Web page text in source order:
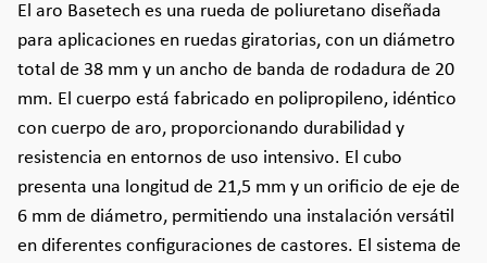
El aro Basetech es una rueda de poliuretano diseñada
para aplicaciones en ruedas giratorias, con un diámetro
total de 38 mm y un ancho de banda de rodadura de 20
mm. El cuerpo está fabricado en polipropileno, idéntico
con cuerpo de aro, proporcionando durabilidad y
resistencia en entornos de uso intensivo. El cubo
presenta una longitud de 21,5 mm y un orificio de eje de
6 mm de diámetro, permitiendo una instalación versátil
en diferentes configuraciones de castores. El sistema de